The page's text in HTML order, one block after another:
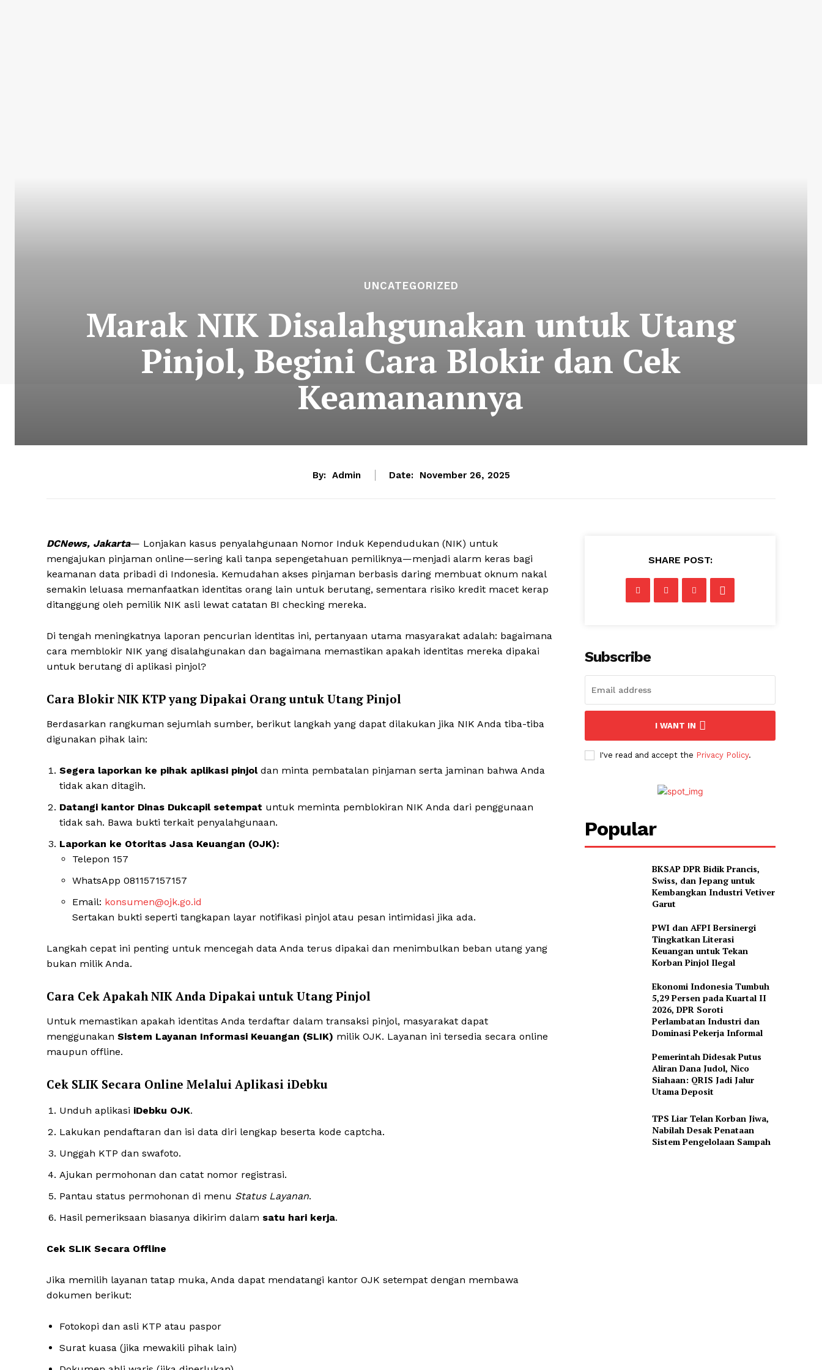
UNCATEGORIZED
Marak NIK Disalahgunakan untuk Utang
Pinjol, Begini Cara Blokir dan Cek
Keamanannya
By: Admin Date: November 26, 2025
DCNews, Jakarta— Lonjakan kasus penyalahgunaan Nomor Induk Kependudukan (NIK) untuk
mengajukan pinjaman online—sering kali tanpa sepengetahuan pemiliknya—menjadi alarm keras bagi
keamanan data pribadi di Indonesia. Kemudahan akses pinjaman berbasis daring membuat oknum nakal
semakin leluasa memanfaatkan identitas orang lain untuk berutang, sementara risiko kredit macet kerap
ditanggung oleh pemilik NIK asli lewat catatan BI checking mereka.
Di tengah meningkatnya laporan pencurian identitas ini, pertanyaan utama masyarakat adalah: bagaimana
cara memblokir NIK yang disalahgunakan dan bagaimana memastikan apakah identitas mereka dipakai
untuk berutang di aplikasi pinjol?
Cara Blokir NIK KTP yang Dipakai Orang untuk Utang Pinjol
Berdasarkan rangkuman sejumlah sumber, berikut langkah yang dapat dilakukan jika NIK Anda tiba-tiba
digunakan pihak lain:
Segera laporkan ke pihak aplikasi pinjoldan minta pembatalan pinjaman serta jaminan bahwa Anda
tidak akan ditagih.
Datangi kantor Dinas Dukcapil setempat untuk meminta pemblokiran NIK Anda dari penggunaan
tidak sah. Bawa bukti terkait penyalahgunaan.
Laporkan ke Otoritas Jasa Keuangan (OJK):
Telepon 157
WhatsApp 081157157157
Email: konsumen@ojk.go.id
Sertakan bukti seperti tangkapan layar notifikasi pinjol atau pesan intimidasi jika ada.
Langkah cepat ini penting untuk mencegah data Anda terus dipakai dan menimbulkan beban utang yang
bukan milik Anda.
Cara Cek Apakah NIK Anda Dipakai untuk Utang Pinjol
Untuk memastikan apakah identitas Anda terdaftar dalam transaksi pinjol, masyarakat dapat
menggunakan Sistem Layanan Informasi Keuangan (SLIK) milik OJK. Layanan ini tersedia secara online
maupun offline.
Cek SLIK Secara Online Melalui Aplikasi iDebku
Unduh aplikasi iDebku OJK.
Lakukan pendaftaran dan isi data diri lengkap beserta kode captcha.
Unggah KTP dan swafoto.
Ajukan permohonan dan catat nomor registrasi.
Pantau status permohonan di menu Status Layanan.
Hasil pemeriksaan biasanya dikirim dalam satu hari kerja.
Cek SLIK Secara Offline
Jika memilih layanan tatap muka, Anda dapat mendatangi kantor OJK setempat dengan membawa
dokumen berikut:
Fotokopi dan asli KTP atau paspor
Surat kuasa (jika mewakili pihak lain)
SHARE POST:
Subscribe
I WANT IN
I've read and accept the Privacy Policy.
Popular
BKSAP DPR Bidik Prancis,
Swiss, dan Jepang untuk
Kembangkan Industri Vetiver
Garut
PWI dan AFPI Bersinergi
Tingkatkan Literasi
Keuangan untuk Tekan
Korban Pinjol Ilegal
Ekonomi Indonesia Tumbuh
5,29 Persen pada Kuartal II
2026, DPR Soroti
Perlambatan Industri dan
Dominasi Pekerja Informal
Pemerintah Didesak Putus
Aliran Dana Judol, Nico
Siahaan: QRIS Jadi Jalur
Utama Deposit
TPS Liar Telan Korban Jiwa,
Nabilah Desak Penataan
Sistem Pengelolaan Sampah